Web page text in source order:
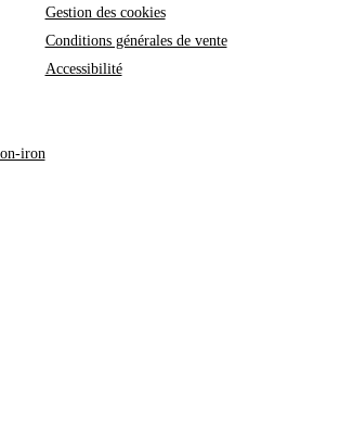
iron
Gestion des cookies
Conditions générales de vente
Accessibilité